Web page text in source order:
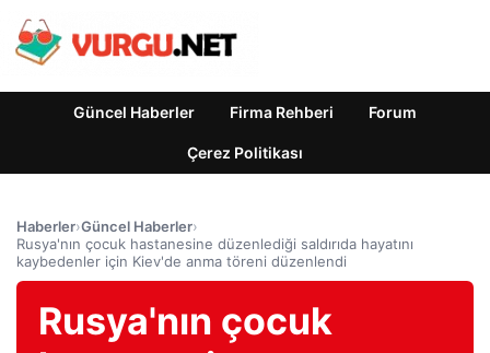
Güncel Haberler Firma Rehberi Forum
Çerez Politikası
Haberler›Güncel Haberler›
Rusya'nın çocuk hastanesine düzenlediği saldırıda hayatını
kaybedenler için Kiev'de anma töreni düzenlendi
Rusya'nın çocuk